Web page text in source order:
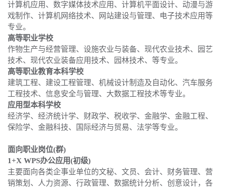
计算机应用、数字媒体技术应用、计算机平面设计、动漫与游
戏制作、计算机网络技术、网站建设与管理、电子技术应用等
专业。
高等职业学校
作物生产与经营管理、设施农业与装备、现代农业技术、园艺
技术、现代农业装备应用技术、园林技术、等专业。
高等职业教育本科学校
建筑工程、建设工程管理、机械设计制造及自动化、汽车服务
工程技术、信息安全与管理、大数据工程技术等专业。
应用型本科学校
经济学、经济统计学、财政学、税收学、金融学、金融工程、
保险学、金融科技、国际经济与贸易、法学等专业。
面向职业岗位(群)
1+X WPS办公应用(初级)
主要面向各类企事业单位的文秘、文员、会计、财务管理、营
销策划、人力资源、行政管理、数据统计分析、创意设计，各